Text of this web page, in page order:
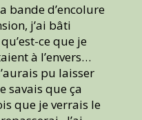
bande d’encolure
j’ai bâti
ce que je
à l’envers…
pu laisser
savais que ça
que je verrais le